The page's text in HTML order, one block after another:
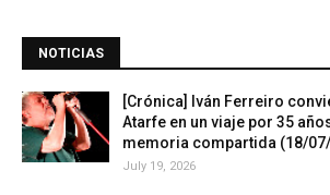
NOTICIAS
[Crónica] Iván Ferreiro
Atarfe en un viaje por 35
memoria compartida (18/
July 19, 2026